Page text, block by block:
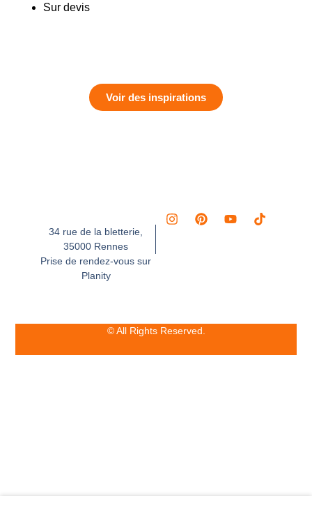
Sur devis
Voir des inspirations
34 rue de la bletterie,
35000 Rennes
Prise de rendez-vous sur
Planity
© All Rights Reserved.